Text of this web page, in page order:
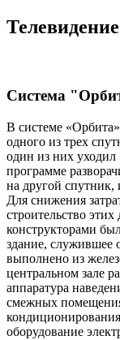
Система
В системе
одного из трех
один из них уходил
программе
на другой
Для снижения
строительство
конструкторами
здание, служившее
выполнено из
центральном зале
аппаратура
смежных
оборудование